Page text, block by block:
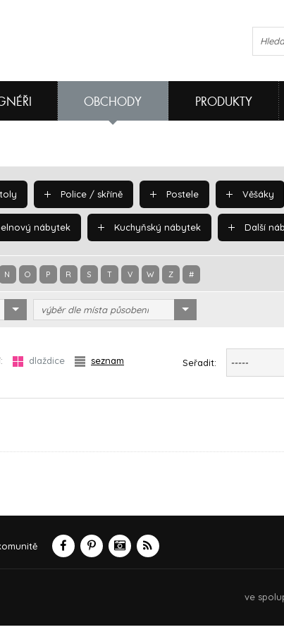
OBCHODY PRODUKTY
Police / skříně Postele Věšáky
nábytek Kuchyňský nábytek Další
N O P R S T V W Z #
výběr dle místa působení
dlaždice seznam Seřadit: -----
ve